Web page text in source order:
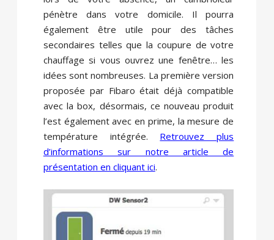
pénètre dans votre domicile. Il pourra
également être utile pour des tâches
secondaires telles que la coupure de votre
chauffage si vous ouvrez une fenêtre… les
idées sont nombreuses. La première version
proposée par Fibaro était déjà compatible
avec la box, désormais, ce nouveau produit
l’est également avec en prime, la mesure de
température intégrée. Retrouvez plus
d’informations sur notre article de
présentation en cliquant ici.